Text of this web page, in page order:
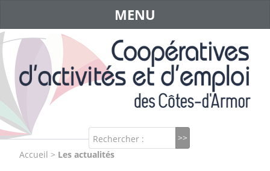
Rechercher :
MENU
Accueil > Les actualités